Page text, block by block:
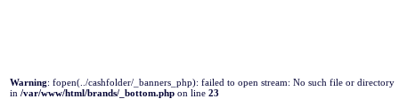
Warning: fopen(../cashfolder/_banners_php): failed to open stream: No such file or directory
in /var/www/html/brands/_bottom.php on line 23